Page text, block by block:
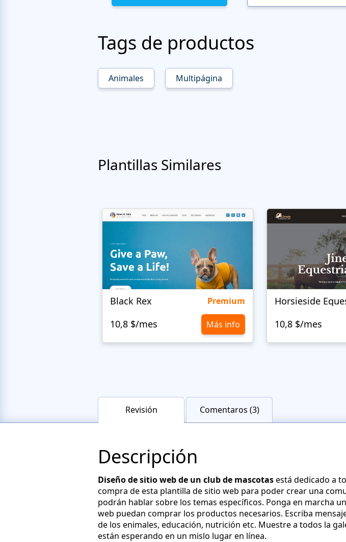
Tags de productos
Animales Multipágina
Plantillas Similares
Black Rex Premium
10,8 $/mes Más info 10,8 $/mes
Revisión Comentaros (3)
Descripción
Diseño de sitio web de un club de mascotasestá dedicado a
compra de esta plantilla de sitio web para poder crear una
podrán hablar sobre los temas específicos. Ponga en marcha
web puedan comprar los productos necesarios. Escriba
de los enimales, educación, nutrición etc. Muestre a todos la
están esperando en un mislo lugar en línea.